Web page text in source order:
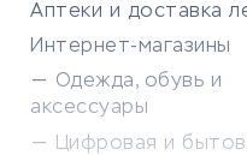
Аптеки и доставка
Интернет-магазины
Одежда, обувь и
аксессуары
Цифровая и